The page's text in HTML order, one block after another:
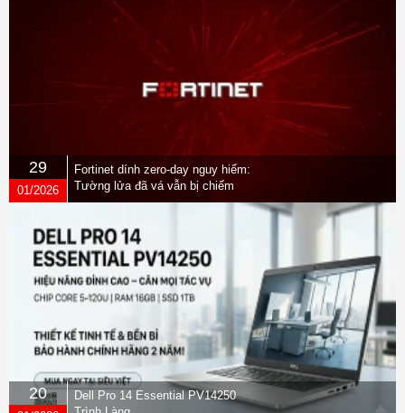
29
01/2026
Fortinet dính zero-day nguy hiểm:
Tường lửa đã vá vẫn bị chiếm
quyền
20
Dell Pro 14 Essential PV14250